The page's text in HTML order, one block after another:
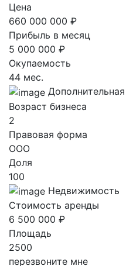
Цена
660 000 000 ₽
Прибыль в месяц
5 000 000 ₽
Окупаемость
44 мес.
Возраст бизнеса
2
Правовая форма
ООО
Доля
100
Недвижимость
Стоимость аренды
6 500 000 ₽
Площадь
2500
перезвоните мне